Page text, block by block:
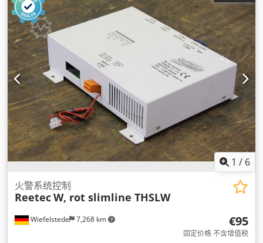
1 / 6
Wiefelstede 7,268 km
火警系统控制
ReetecW, rot slimline THSLW
€95
固定价格 不含增值税